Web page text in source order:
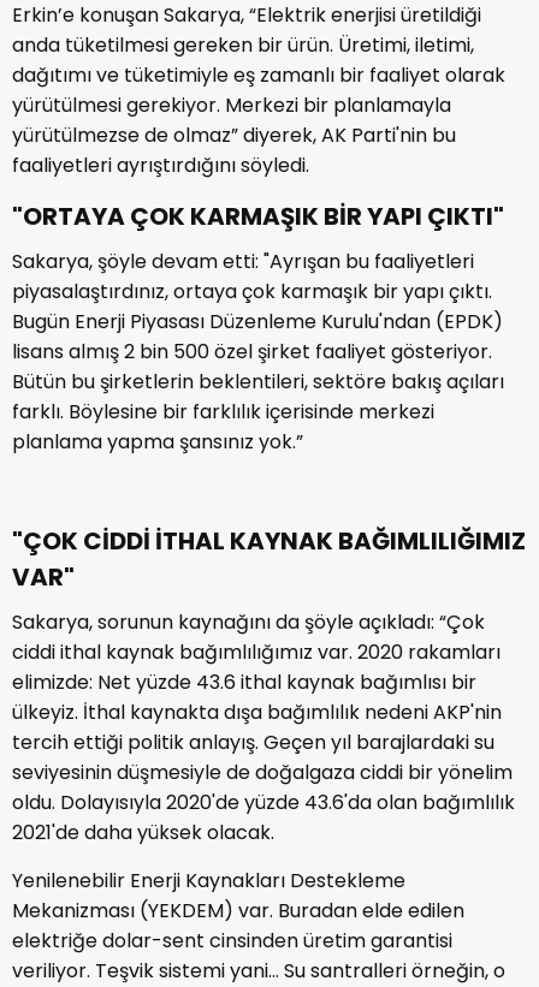
Erkin’e konuşan Sakarya, “Elektrik enerjisi üretildiği
anda tüketilmesi gereken bir ürün. Üretimi, iletimi,
dağıtımı ve tüketimiyle eş zamanlı bir faaliyet olarak
yürütülmesi gerekiyor. Merkezi bir planlamayla
yürütülmezse de olmaz” diyerek, AK Parti'nin bu
faaliyetleri ayrıştırdığını söyledi.
"ORTAYA ÇOK KARMAŞIK BİR YAPI ÇIKTI"
Sakarya, şöyle devam etti: "Ayrışan bu faaliyetleri
piyasalaştırdınız, ortaya çok karmaşık bir yapı çıktı.
Bugün Enerji Piyasası Düzenleme Kurulu'ndan (EPDK)
lisans almış 2 bin 500 özel şirket faaliyet gösteriyor.
Bütün bu şirketlerin beklentileri, sektöre bakış açıları
farklı. Böylesine bir farklılık içerisinde merkezi
planlama yapma şansınız yok.”
"ÇOK CİDDİ İTHAL KAYNAK BAĞIMLILIĞIMIZ
VAR"
Sakarya, sorunun kaynağını da şöyle açıkladı: “Çok
ciddi ithal kaynak bağımlılığımız var. 2020 rakamları
elimizde: Net yüzde 43.6 ithal kaynak bağımlısı bir
ülkeyiz. İthal kaynakta dışa bağımlılık nedeni AKP'nin
tercih ettiği politik anlayış. Geçen yıl barajlardaki su
seviyesinin düşmesiyle de doğalgaza ciddi bir yönelim
oldu. Dolayısıyla 2020'de yüzde 43.6'da olan bağımlılık
2021'de daha yüksek olacak.
Yenilenebilir Enerji Kaynakları Destekleme
Mekanizması (YEKDEM) var. Buradan elde edilen
elektriğe dolar-sent cinsinden üretim garantisi
veriliyor. Teşvik sistemi yani… Su santralleri örneğin, o